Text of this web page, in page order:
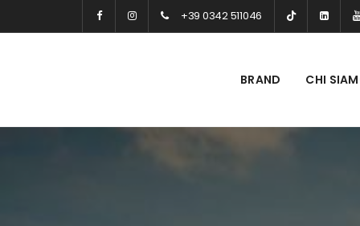
+39 0342 511046
BRAND CHI